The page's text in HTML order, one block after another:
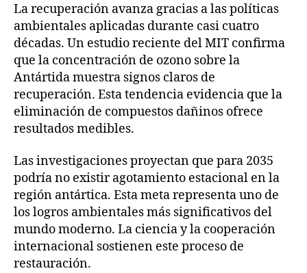
La recuperación avanza gracias a las políticas
ambientales aplicadas durante casi cuatro
décadas. Un estudio reciente del MIT confirma
que la concentración de ozono sobre la
Antártida muestra signos claros de
recuperación. Esta tendencia evidencia que la
eliminación de compuestos dañinos ofrece
resultados medibles.
Las investigaciones proyectan que para 2035
podría no existir agotamiento estacional en la
región antártica. Esta meta representa uno de
los logros ambientales más significativos del
mundo moderno. La ciencia y la cooperación
internacional sostienen este proceso de
restauración.